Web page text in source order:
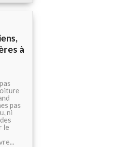
à
pas
ni
le